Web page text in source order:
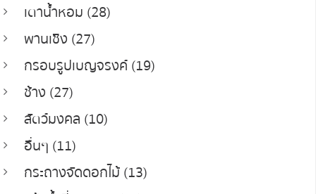
เตาน้ำหอม (28)
พานเชิง (27)
กรอบรูปเบญจรงค์ (19)
ช้าง (27)
สัตว์มงคล (10)
อื่นๆ (11)
กระถางจัดดอกไม้ (13)